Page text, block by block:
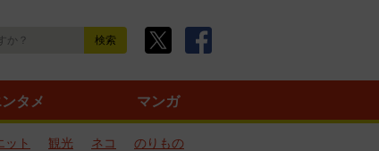
タメ マンガ
ット 観光 ネコ
のりもの